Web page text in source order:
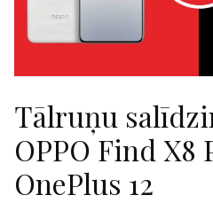
Tālruņu
OPPO Find X8
OnePlus 12